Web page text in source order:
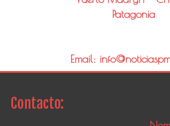
Patagonia
Email:
Contacto: